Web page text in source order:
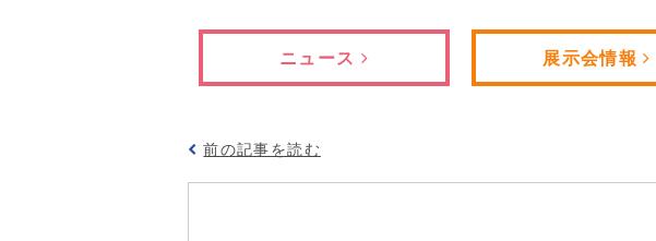
ニュース 展示会情報
前の記事を読む